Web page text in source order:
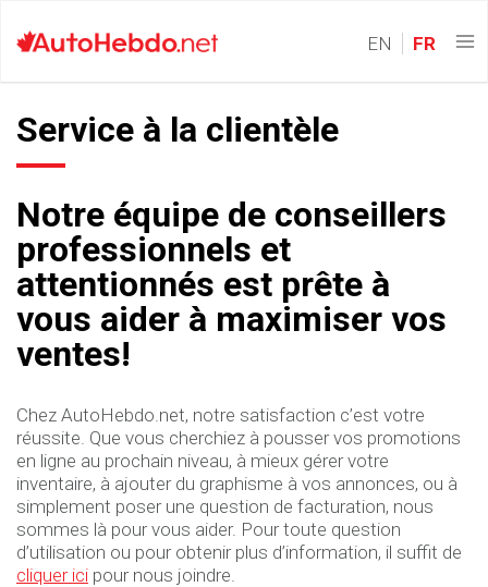
EN FR
Service à la clientèle
Notre équipe de conseillers
professionnels et
attentionnés est prête à
vous aider à maximiser vos
ventes!
Chez AutoHebdo.net, notre satisfaction c’est votre
réussite. Que vous cherchiez à pousser vos promotions
en ligne au prochain niveau, à mieux gérer votre
inventaire, à ajouter du graphisme à vos annonces, ou à
simplement poser une question de facturation, nous
sommes là pour vous aider. Pour toute question
d’utilisation ou pour obtenir plus d’information, il suffit de
cliquer ici pour nous joindre.